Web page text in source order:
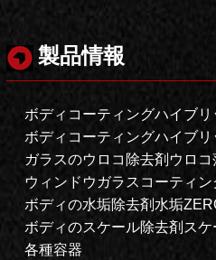
製品情報
ボディコーティングハイブ
ボディコーティングハイブ
ガラスのウロコ除去剤ウロ
ウィンドウガラスコーティ
ボディの水垢除去剤水垢
ボディのスケール除去剤ス
各種容器